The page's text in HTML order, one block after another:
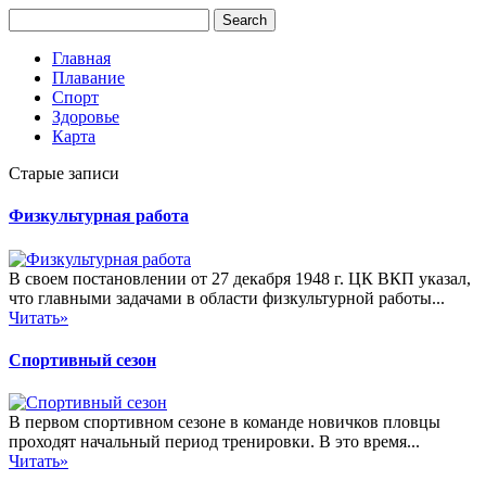
Главная
Плавание
Спорт
Здоровье
Карта
Старые записи
Физкультурная работа
В своем постановлении от 27 декабря 1948 г. ЦК ВКП указал,
что главными задачами в области физкультурной работы...
Читать»
Спортивный сезон
В первом спортивном сезоне в команде новичков пловцы
проходят начальный период тренировки. В это время...
Читать»